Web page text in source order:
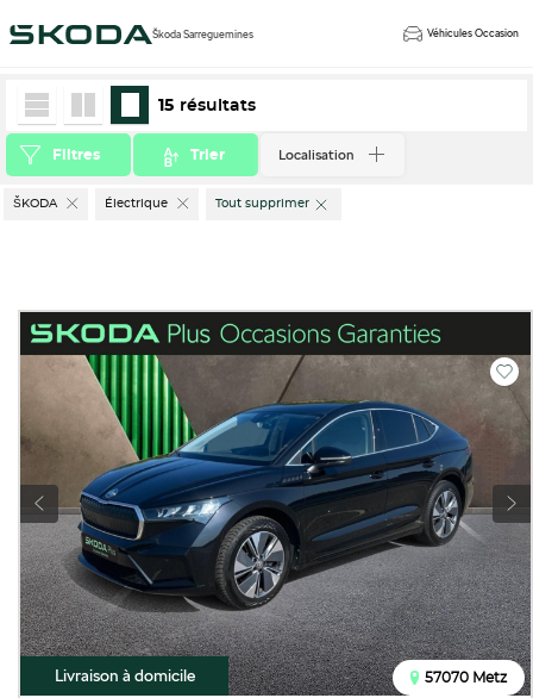
Škoda Sarreguemines Véhicules Occasion
ŠKODA Électrique Tout supprimer
Filtres Trier Localisation
15 résultats
Livraison à domicile 57070 Metz